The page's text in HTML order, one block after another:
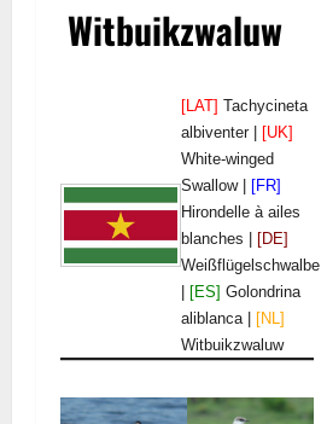
Witbuikzwaluw
[LAT] Tachycineta
albiventer |
[UK]
White-winged
Swallow |
[FR]
Hirondelle à ailes
blanches |
[DE]
Weißflügelschwalbe
[ES] Golondrina
aliblanca |
[NL]
Witbuikzwaluw